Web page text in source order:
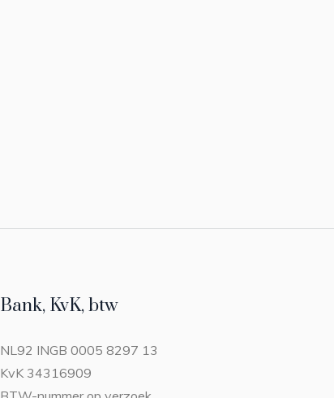
Bank, KvK, btw
NL92 INGB 0005 8297 13
KvK 34316909